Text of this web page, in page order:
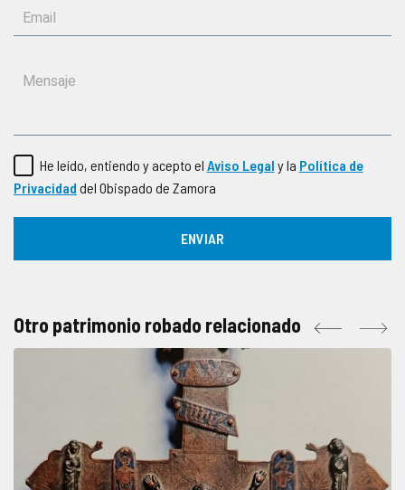
He leído, entiendo y acepto el Aviso Legal y la Política de
Privacidad del Obispado de Zamora
Otro patrimonio robado relacionado